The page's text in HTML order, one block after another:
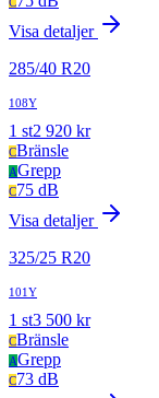
Visa detaljer
285/40 R20
108Y
1 st2 920 kr
CBränsle
AGrepp
C75 dB
Visa detaljer
325/25 R20
101Y
1 st3 500 kr
CBränsle
AGrepp
C73 dB